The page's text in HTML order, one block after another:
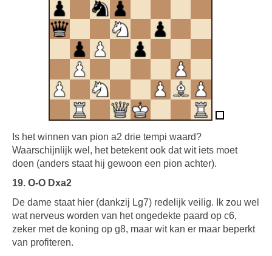
Is het winnen van pion a2 drie tempi waard?
Waarschijnlijk wel, het betekent ook dat wit iets moet
doen (anders staat hij gewoon een pion achter).
19. O-O Dxa2
De dame staat hier (dankzij Lg7) redelijk veilig. Ik zou wel
wat nerveus worden van het ongedekte paard op c6,
zeker met de koning op g8, maar wit kan er maar beperkt
van profiteren.